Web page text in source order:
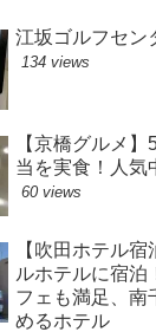
江坂ゴルフセン
134 views
【京橋グルメ
当を実食！人気
60 views
【吹田ホテル
ルホテルに宿泊
フェも満足、南
めるホテル